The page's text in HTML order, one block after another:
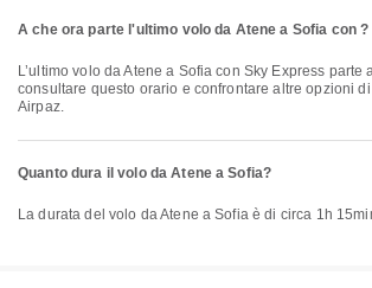
A che ora parte l'ultimo volo da Atene a Sofia con ?
L’ultimo volo da Atene a Sofia con Sky Express parte alle 19:20. Puoi
consultare questo orario e confrontare altre opzioni
Airpaz.
Quanto dura il volo da Atene a Sofia?
La durata del volo da Atene a Sofia è di circa 1h